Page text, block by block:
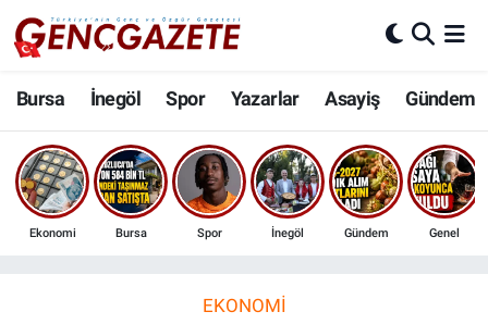
Bursa İnegöl Spor Yazarlar Asayiş Gündem
Ekonomi Bursa Spor İnegöl Gündem Genel
EKONOMI
Bursa
İnegöl
3.SAYFA
Nöbetçi Eczaneler
Hava Durumu
Trafik Durumu